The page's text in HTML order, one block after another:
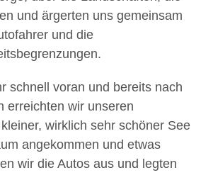
und ärgerten uns gemeinsam
und die
en.
schnell voran und bereits nach
erreichten wir unseren
wirklich sehr schöner See
angekommen und etwas
wir die Autos aus und legten